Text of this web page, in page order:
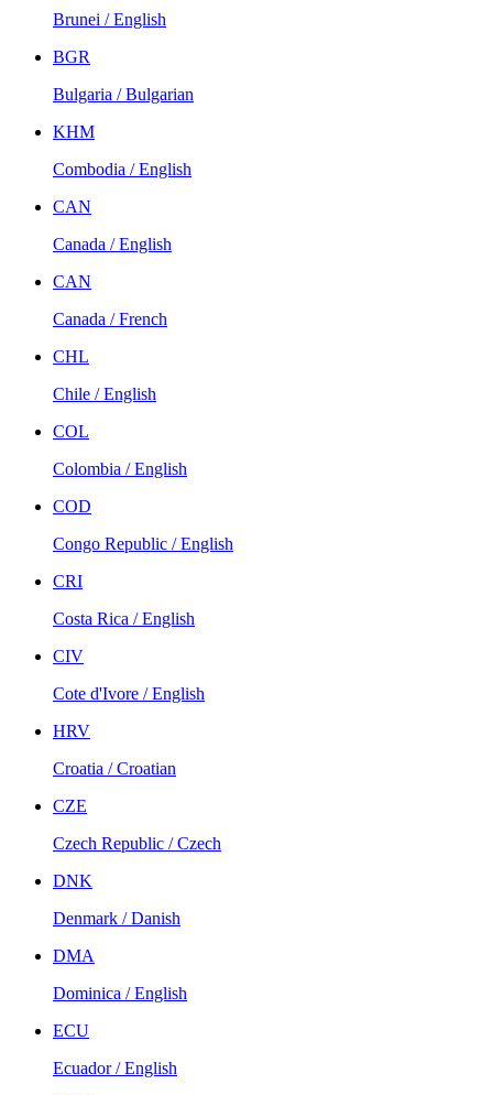
Brunei / English
BGR
Bulgaria / Bulgarian
KHM
Combodia / English
CAN
Canada / English
CAN
Canada / French
CHL
Chile / English
COL
Colombia / English
COD
Congo Republic / English
CRI
Costa Rica / English
CIV
Cote d'Ivore / English
HRV
Croatia / Croatian
CZE
Czech Republic / Czech
DNK
Denmark / Danish
DMA
Dominica / English
ECU
Ecuador / English